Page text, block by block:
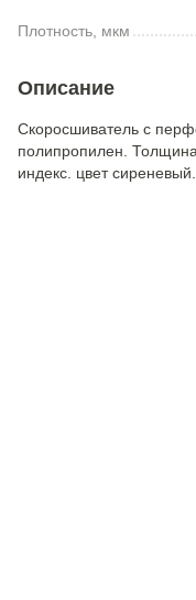
Плотность, мкм
Описание
Скоросшиватель с
полипропилен.
индекс. цвет